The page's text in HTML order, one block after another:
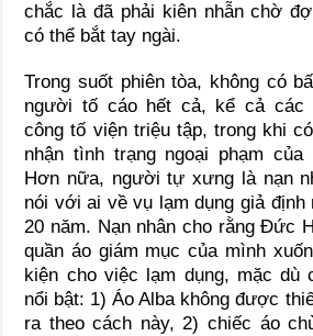
chắc là đã phải kiên nhẫn chờ
có thể bắt tay ngài.
Trong suốt phiên tòa, không có
người tố cáo hết cả, kể cả các
công tố viện triệu tập, trong khi
nhận tình trạng ngoại phạm
Hơn nữa, người tự xưng là nạn
nói với ai về vụ lạm dụng giả định
20 năm. Nạn nhân cho rằng Đức
quần áo giám mục của mình
kiện cho việc lạm dụng, mặc dù
nổi bật: 1) Áo Alba không được
ra theo cách này, 2) chiếc áo